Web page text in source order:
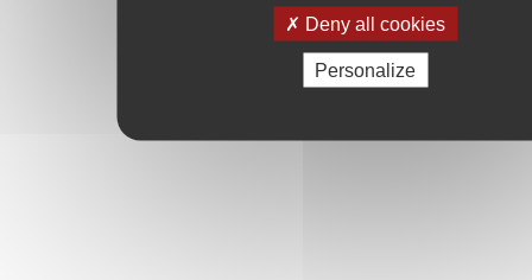
Deny all cookies
Personalize